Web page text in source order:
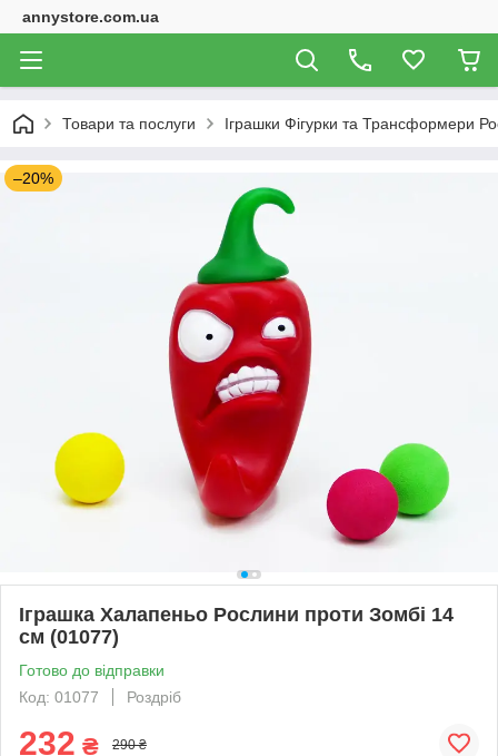
annystore.com.ua
Товари та послуги Іграшки Фігурки та Трансформери
–20%
Іграшка Халапеньо Рослини проти Зомбі 14
см (01077)
Готово до відправки
Код: 01077
Роздріб
232 ₴ 290 ₴